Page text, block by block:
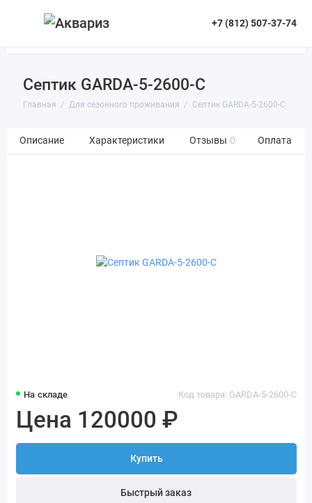
+7 (812) 507-37-74
Септик GARDA-5-2600-C
Главная Для сезонного проживания Септик GARDA-5-2600-C
Описание Характеристики Отзывы 0 Оплата
На складе Код товара: GARDA-5-2600-C
Цена 120000 ₽
Купить
Быстрый заказ